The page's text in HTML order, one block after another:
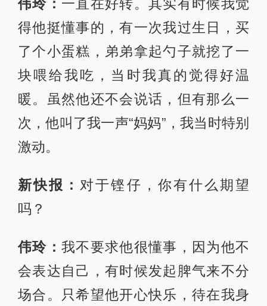
伟玲： 一直在好转。其实有时候我觉
得他挺懂事的，有一次我过生日，买
了个小蛋糕，弟弟拿起勺子就挖了一
块喂给我吃，当时我真的觉得好温
暖。虽然他还不会说话，但有那么一
次，他叫了我一声“妈妈”，我当时特别
激动。
新快报：对于铿仔，你有什么期望
吗？
伟玲： 我不要求他很懂事，因为他不
会表达自己，有时候发起脾气来不分
场合。只希望他开心快乐，待在我身